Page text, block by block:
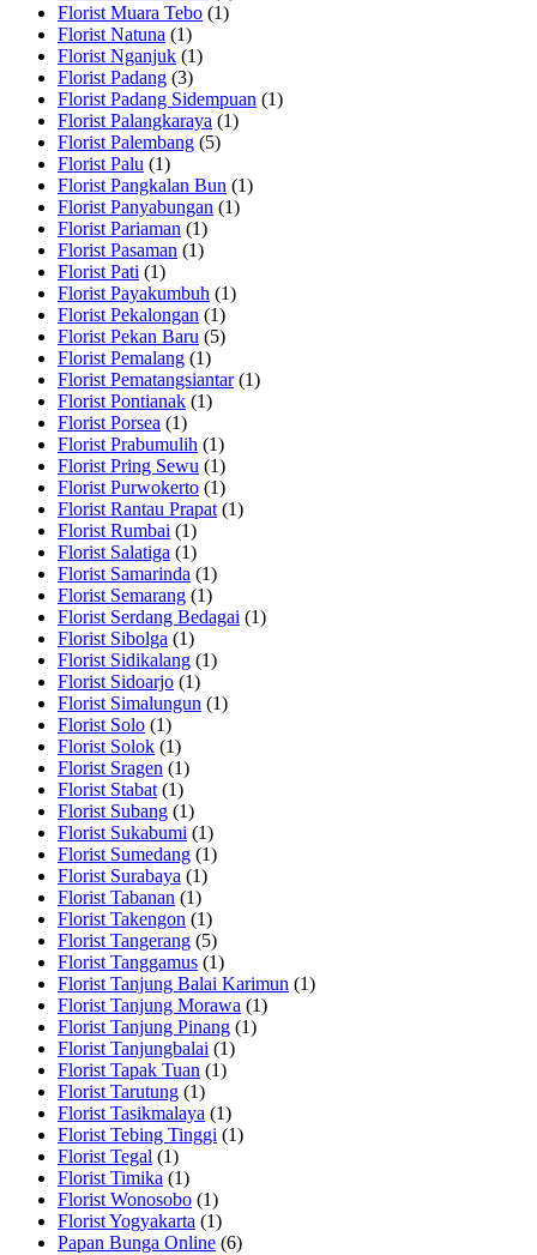
Florist Muara Tebo (1)
Florist Natuna (1)
Florist Nganjuk (1)
Florist Padang (3)
Florist Padang Sidempuan (1)
Florist Palangkaraya (1)
Florist Palembang (5)
Florist Palu (1)
Florist Pangkalan Bun (1)
Florist Panyabungan (1)
Florist Pariaman (1)
Florist Pasaman (1)
Florist Pati (1)
Florist Payakumbuh (1)
Florist Pekalongan (1)
Florist Pekan Baru (5)
Florist Pemalang (1)
Florist Pematangsiantar(1)
Florist Pontianak (1)
Florist Porsea (1)
Florist Prabumulih (1)
Florist Pring Sewu (1)
Florist Purwokerto (1)
Florist Rantau Prapat (1)
Florist Rumbai (1)
Florist Salatiga (1)
Florist Samarinda (1)
Florist Semarang (1)
Florist Serdang Bedagai (1)
Florist Sibolga (1)
Florist Sidikalang (1)
Florist Sidoarjo (1)
Florist Simalungun (1)
Florist Solo (1)
Florist Solok (1)
Florist Sragen (1)
Florist Stabat (1)
Florist Subang (1)
Florist Sukabumi (1)
Florist Sumedang (1)
Florist Surabaya (1)
Florist Tabanan (1)
Florist Takengon (1)
Florist Tangerang (5)
Florist Tanggamus (1)
Florist Tanjung Balai Karimun (1)
Florist Tanjung Morawa (1)
Florist Tanjung Pinang (1)
Florist Tanjungbalai (1)
Florist Tapak Tuan (1)
Florist Tarutung (1)
Florist Tasikmalaya (1)
Florist Tebing Tinggi (1)
Florist Tegal (1)
Florist Timika (1)
Florist Wonosobo (1)
Florist Yogyakarta (1)
Papan Bunga Online (6)